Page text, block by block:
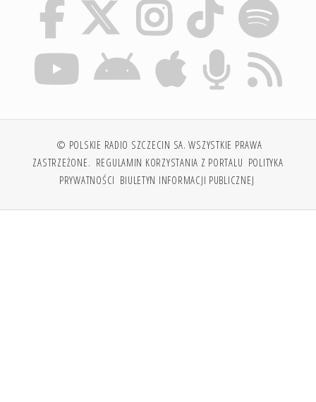
© POLSKIE RADIO SZCZECIN SA. WSZYSTKIE PRAWA
ZASTRZEŻONE. REGULAMIN KORZYSTANIA Z PORTALU POLITYKA
PRYWATNOŚCI BIULETYN INFORMACJI PUBLICZNEJ